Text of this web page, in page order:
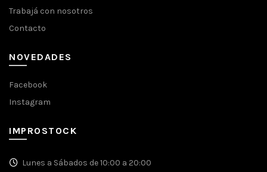
Trabajá con nosotros
Contacto
NOVEDADES
Facebook
Instagram
IMPROSTOCK
Lunes a Sábados de 10:00 a 20:00